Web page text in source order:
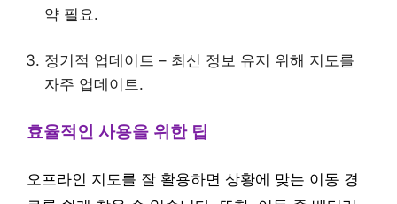
약 필요.
정기적 업데이트 – 최신 정보 유지 위해 지도를
자주 업데이트.
효율적인 사용을 위한 팁
오프라인 지도를 잘 활용하면 상황에 맞는 이동 경